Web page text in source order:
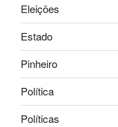
Eleições
Estado
Pinheiro
Política
Políticas